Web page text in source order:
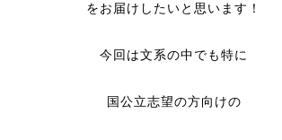
をお届けしたいと思います！
今回は文系の中でも特に
国公立志望の方向けの